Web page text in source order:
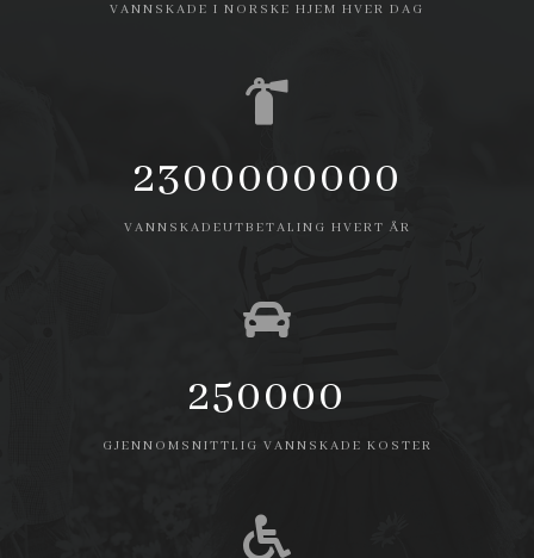
VANNSKADE I NORSKE HJEM HVER DAG
2300000000
VANNSKADEUTBETALING HVERT ÅR
250000
GJENNOMSNITTLIG VANNSKADE KOSTER